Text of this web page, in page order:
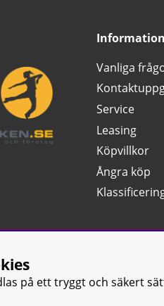
Vanliga
Service
Leasing
Köpvillkor
Ångra köp
© Sport & Gym
på ett tryggt och säkert